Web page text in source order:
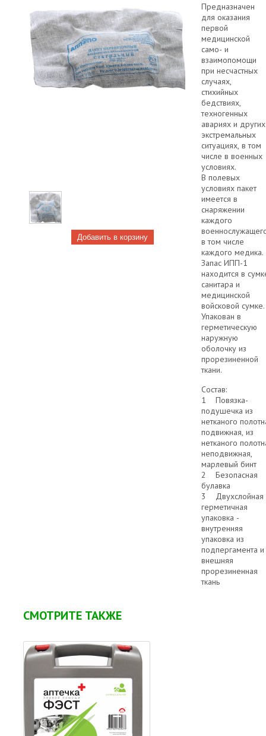
Предназначен
для оказания
первой
медицинской
само- и
взаимопомощи
при несчастных
случаях,
стихийных
бедствиях,
техногенных
авариях и других
экстремальных
ситуациях, в том
числе в военных
условиях.
В полевых
условиях пакет
имеется в
снаряжении
каждого
в том числе
каждого медика.
Запас ИПП-1
находится в
санитара и
медицинской
войсковой сумке.
Упакован в
герметическую
наружную
оболочку из
прорезиненной
ткани.
Cостав:
1 Повязка-
подушечка из
нетканого
подвижная, из
нетканого
неподвижная,
марлевый бинт
2 Безопасная
булавка
3 Двухслойная
герметичная
упаковка -
внутренняя
упаковка из
подпергамента и
внешняя
прорезиненная
ткань
СМОТРИТЕ ТАКЖЕ